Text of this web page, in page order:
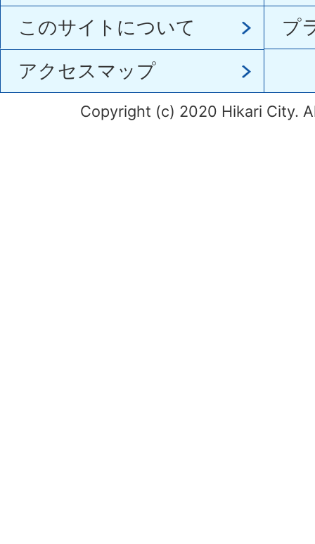
このサイトについて
プ
アクセスマップ
Copyright (c) 2020 Hikari City.